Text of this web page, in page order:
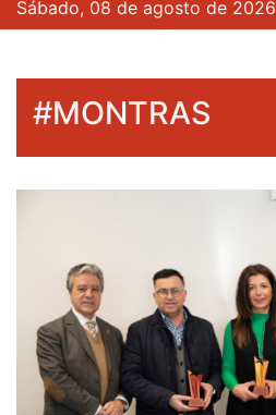
Sábado, 08 de agosto de 2026
#MONTRAS